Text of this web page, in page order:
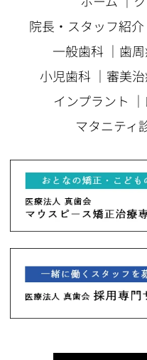
院長・スタッフ紹介
一般歯科 ｜ 歯
小児歯科 ｜ 審美
インプラント ｜
マタニティ